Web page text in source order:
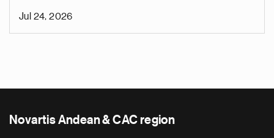
Jul 24, 2026
Novartis Andean & CAC region